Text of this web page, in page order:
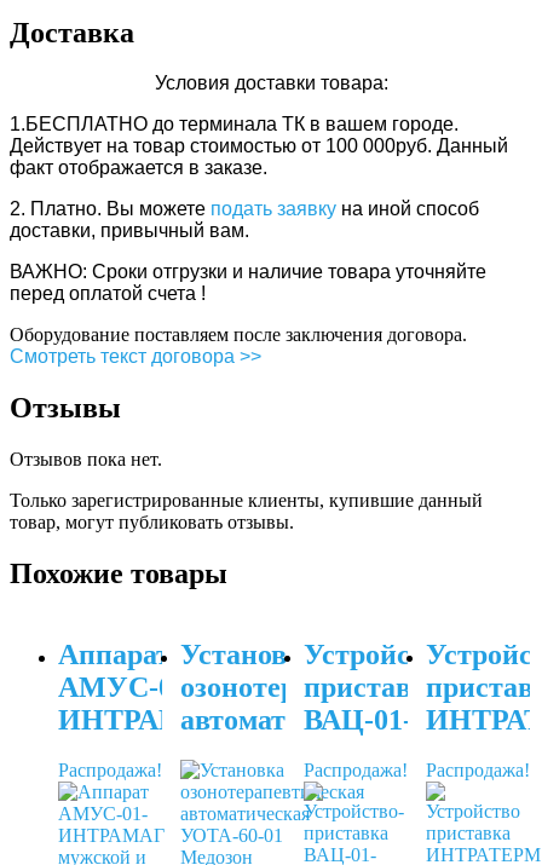
Доставка
Условия доставки товара:
1.БЕСПЛАТНО до терминала ТК в вашем городе.
Действует на товар стоимостью от 100 000руб. Данный
факт отображается в заказе.
2. Платно. Вы можете подать заявку на иной способ
доставки, привычный вам.
ВАЖНО: Сроки отгрузки и наличие товара уточняйте
перед оплатой счета !
Оборудование поставляем после заключения договора.
Смотреть текст договора >>
Отзывы
Отзывов пока нет.
Только зарегистрированные клиенты, купившие данный
товар, могут публиковать отзывы.
Похожие товары
Аппарат
АМУС-01-
ИНТРАМАГ
и
женский
Распродажа!
Установка
озонотерапевтическая
автоматическая
УОТА-60-
01
Устройство-
приставка
ВАЦ-01-
Распродажа!
компл.
Распродажа!